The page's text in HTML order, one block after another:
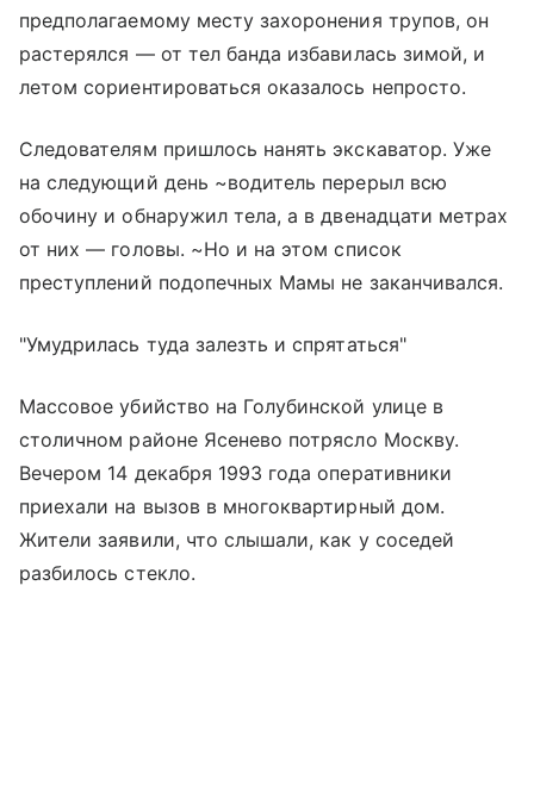
предполагаемому месту захоронения трупов, он
растерялся — от тел банда избавилась зимой, и
летом сориентироваться оказалось непросто.
Следователям пришлось нанять экскаватор. Уже
на следующий день ~водитель перерыл всю
обочину и обнаружил тела, а в двенадцати метрах
от них — головы. ~Но и на этом список
преступлений подопечных Мамы не заканчивался.
"Умудрилась туда залезть и спрятаться"
Массовое убийство на Голубинской улице в
столичном районе Ясенево потрясло Москву.
Вечером 14 декабря 1993 года оперативники
приехали на вызов в многоквартирный дом.
Жители заявили, что слышали, как у соседей
разбилось стекло.